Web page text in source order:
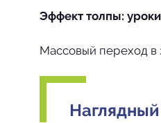
Эффект толпы:
Массовый переход в